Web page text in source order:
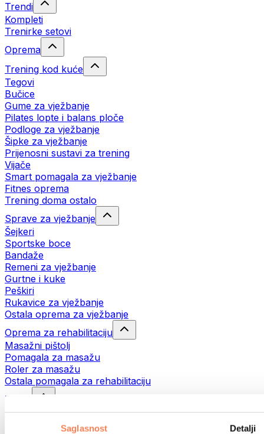
Saglasnost Detalji
Trendi
Kompleti
Trenirke setovi
Oprema
Trening kod kuće
Tegovi
Bučice
Gume za vježbanje
Pilates lopte i balans ploče
Podloge za vježbanje
Šipke za vježbanje
Prijenosni sustavi za trening
Vijače
Smart pomagala za vježbanje
Fitnes oprema
Trening doma ostalo
Sprave za vježbanje
Šejkeri
Sportske boce
Bandaže
Remeni za vježbanje
Gurtne i kuke
Peškiri
Rukavice za vježbanje
Ostala oprema za vježbanje
Oprema za rehabilitaciju
Masažni pištolj
Pomagala za masažu
Roler za masažu
Ostala pomagala za rehabilitaciju
Torbe
Torbe za hranu
Sportske torbe